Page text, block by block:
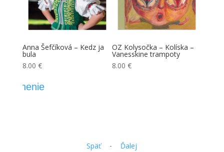
Anna Šefčíková – Kedz ja
bula
8.00 €
OZ Kolysočka – Kolíska –
Vanesskine trampoty
8.00 €
Späť - Ďalej